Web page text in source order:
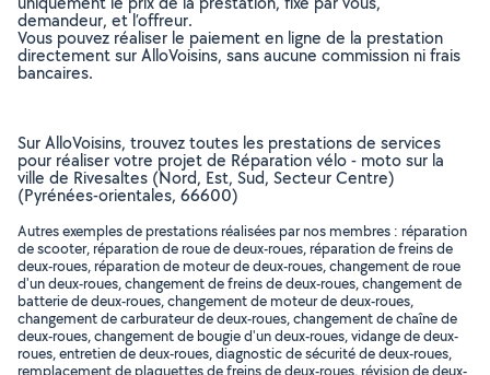
demandeur, et l’offreur.
Vous pouvez réaliser le paiement en ligne de la prestation
directement sur AlloVoisins, sans aucune commission ni frais
bancaires.
Sur AlloVoisins, trouvez toutes les prestations de services
pour réaliser votre projet de Réparation vélo - moto sur la
ville de Rivesaltes (Nord, Est, Sud, Secteur Centre)
(Pyrénées-orientales, 66600)
Autres exemples de prestations réalisées par nos membres : réparation
de scooter, réparation de roue de deux-roues, réparation de freins de
deux-roues, réparation de moteur de deux-roues, changement de roue
d'un deux-roues, changement de freins de deux-roues, changement de
batterie de deux-roues, changement de moteur de deux-roues,
changement de carburateur de deux-roues, changement de chaîne de
deux-roues, changement de bougie d'un deux-roues, vidange de deux-
roues, entretien de deux-roues, diagnostic de sécurité de deux-roues,
remplacement de plaquettes de freins de deux-roues, révision de deux-